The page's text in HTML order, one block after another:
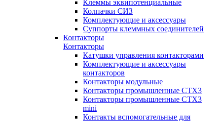
Клеммы эквипотенциальные
Колпачки СИЗ
Комплектующие и аксессуары
Суппорты клеммных соединителей
Контакторы
Контакторы
Катушки управления контакторами
Комплектующие и аксессуары
контакторов
Контакторы модульные
Контакторы промышленные CTX3
Контакторы промышленные CTX3
mini
Контакты вспомогательные для